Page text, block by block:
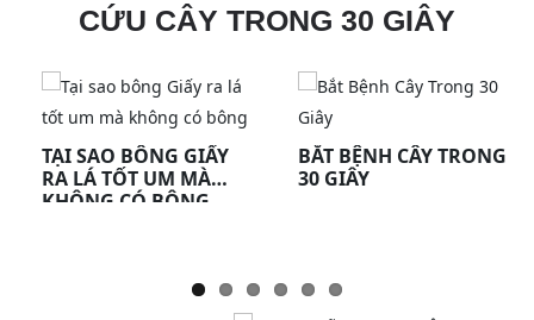
CỨU CÂY TRONG 30 GIÂY
TẠI SAO BÔNG GIẤY
RA LÁ TỐT UM MÀ
KHÔNG CÓ BÔNG
BẮT BỆNH CÂY TRONG
30 GIÂY